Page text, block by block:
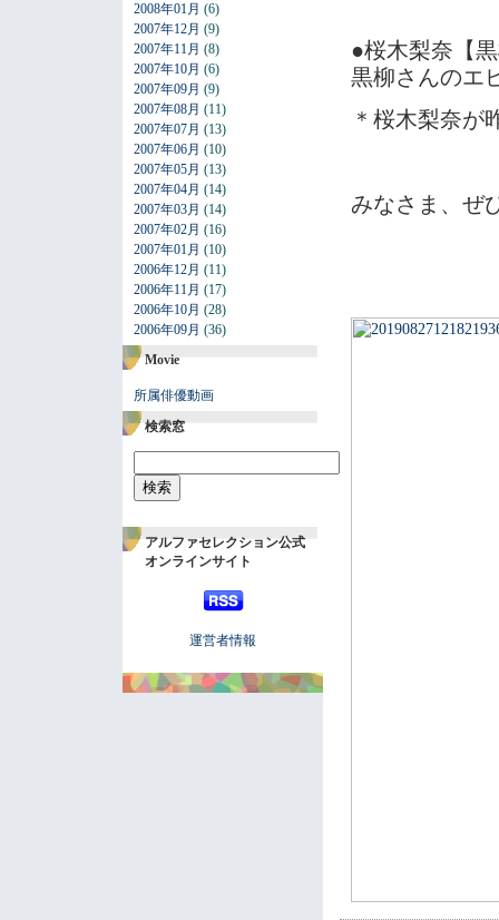
2008年01月 (6)
2007年12月 (9)
2007年11月 (8)
2007年10月 (6)
2007年09月 (9)
2007年08月 (11)
2007年07月 (13)
2007年06月 (10)
2007年05月 (13)
2007年04月 (14)
2007年03月 (14)
2007年02月 (16)
2007年01月 (10)
2006年12月 (11)
2006年11月 (17)
2006年10月 (28)
2006年09月 (36)
Movie
所属俳優動画
検索窓
アルファセレクション公式
オンラインサイト
運営者情報
●桜木梨奈【
黒柳さんのエ
＊桜木梨奈が
みなさま、ぜ